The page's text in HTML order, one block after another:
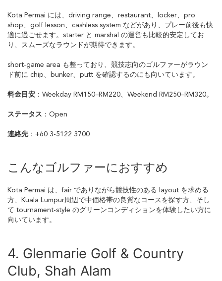
Kota Permai には、driving range、restaurant、locker、pro
shop、golf lesson、cashless system などがあり、プレー前後も快
適に過ごせます。starter と marshal の運営も比較的安定してお
り、スムーズなラウンドが期待できます。
short-game area も整っており、競技志向のゴルファーがラウン
ド前に chip、bunker、putt を確認するのにも向いています。
料金目安 ：Weekday RM150–RM220、Weekend RM250–RM320。
ステータス ：Open
連絡先：+60 3-5122 3700
こんなゴルファーにおすすめ
Kota Permai は、fair でありながら競技性のある layout を求める
方、Kuala Lumpur周辺で中価格帯の良質なコースを探す方、そし
て tournament-style のグリーンコンディションを体験したい方に
向いています。
4. Glenmarie Golf & Country
Club, Shah Alam